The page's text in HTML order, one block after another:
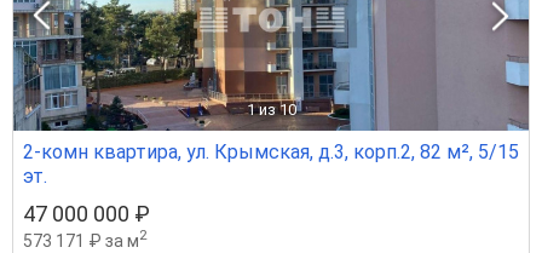
1 из 10
2-комн квартира, ул. Крымская, д.3, корп.2, 82 м², 5/15
эт.
47 000 000 ₽
573 171 ₽ за м2